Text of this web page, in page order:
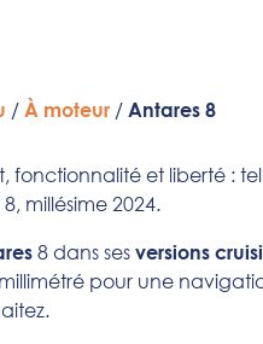
/ À moteur / Antares 8
fonctionnalité et liberté :
8, millésime 2024.
8 dans ses versions
pour une